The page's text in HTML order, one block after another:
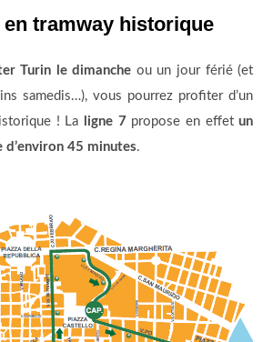
tramway historique
Turin le dimanche ou un jour férié (et
samedis…), vous pourrez profiter d’un
! La
ligne 7 propose en effetun
d’environ 45 minutes.